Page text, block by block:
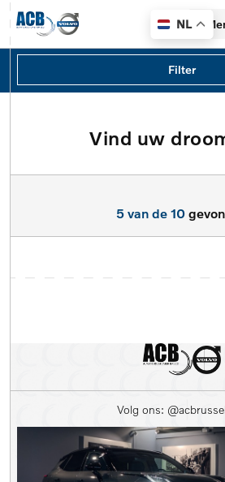
NL
Vind uw
Filter
Filters
Merk
Type
Kleur
Carrosserie
5 van de 10
Volg ons: